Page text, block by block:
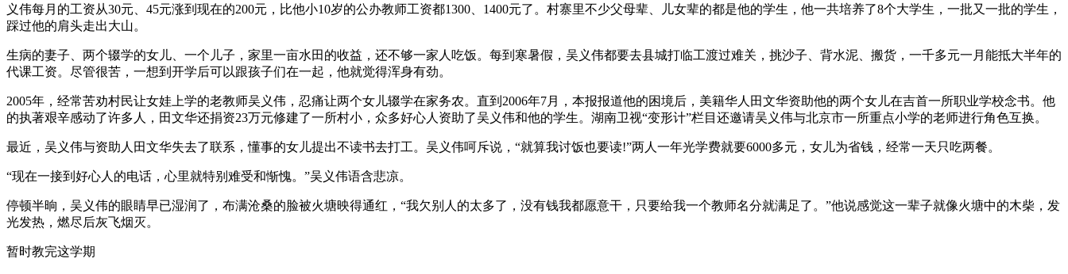
义伟每月的工资从30元、45元涨到现在的200元，比他小10岁的公办教师工资都1300、1400元了。村寨里不少父母辈、儿女辈的都是他的学生，他一共培养了8个大学生，一批又一批的学生，
踩过他的肩头走出大山。
生病的妻子、两个辍学的女儿、一个儿子，家里一亩水田的收益，还不够一家人吃饭。每到寒暑假，吴义伟都要去县城打临工渡过难关，挑沙子、背水泥、搬货，一千多元一月能抵大半年的
代课工资。尽管很苦，一想到开学后可以跟孩子们在一起，他就觉得浑身有劲。
2005年，经常苦劝村民让女娃上学的老教师吴义伟，忍痛让两个女儿辍学在家务农。直到2006年7月，本报报道他的困境后，美籍华人田文华资助他的两个女儿在吉首一所职业学校念书。他
的执著艰辛感动了许多人，田文华还捐资23万元修建了一所村小，众多好心人资助了吴义伟和他的学生。湖南卫视“变形计”栏目还邀请吴义伟与北京市一所重点小学的老师进行角色互换。
最近，吴义伟与资助人田文华失去了联系，懂事的女儿提出不读书去打工。吴义伟呵斥说，“就算我讨饭也要读!”两人一年光学费就要6000多元，女儿为省钱，经常一天只吃两餐。
“现在一接到好心人的电话，心里就特别难受和惭愧。”吴义伟语含悲凉。
停顿半晌，吴义伟的眼睛早已湿润了，布满沧桑的脸被火塘映得通红，“我欠别人的太多了，没有钱我都愿意干，只要给我一个教师名分就满足了。”他说感觉这一辈子就像火塘中的木柴，发
光发热，燃尽后灰飞烟灭。
暂时教完这学期